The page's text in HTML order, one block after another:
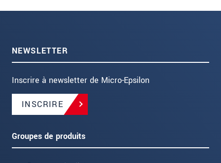
NEWSLETTER
Inscrire à newsletter de Micro-Epsilon
INSCRIRE
Groupes de produits